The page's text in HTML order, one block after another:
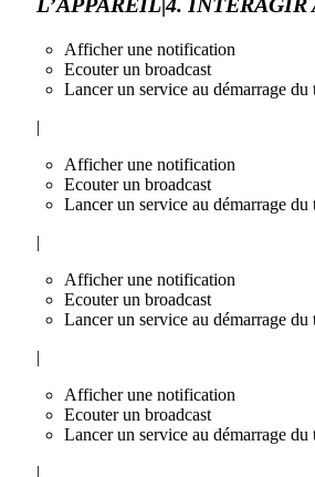
Afficher une notification
Ecouter un broadcast
Lancer un service au démarrage du
|
Afficher une notification
Ecouter un broadcast
Lancer un service au démarrage du
|
Afficher une notification
Ecouter un broadcast
Lancer un service au démarrage du
|
Afficher une notification
Ecouter un broadcast
Lancer un service au démarrage du
|